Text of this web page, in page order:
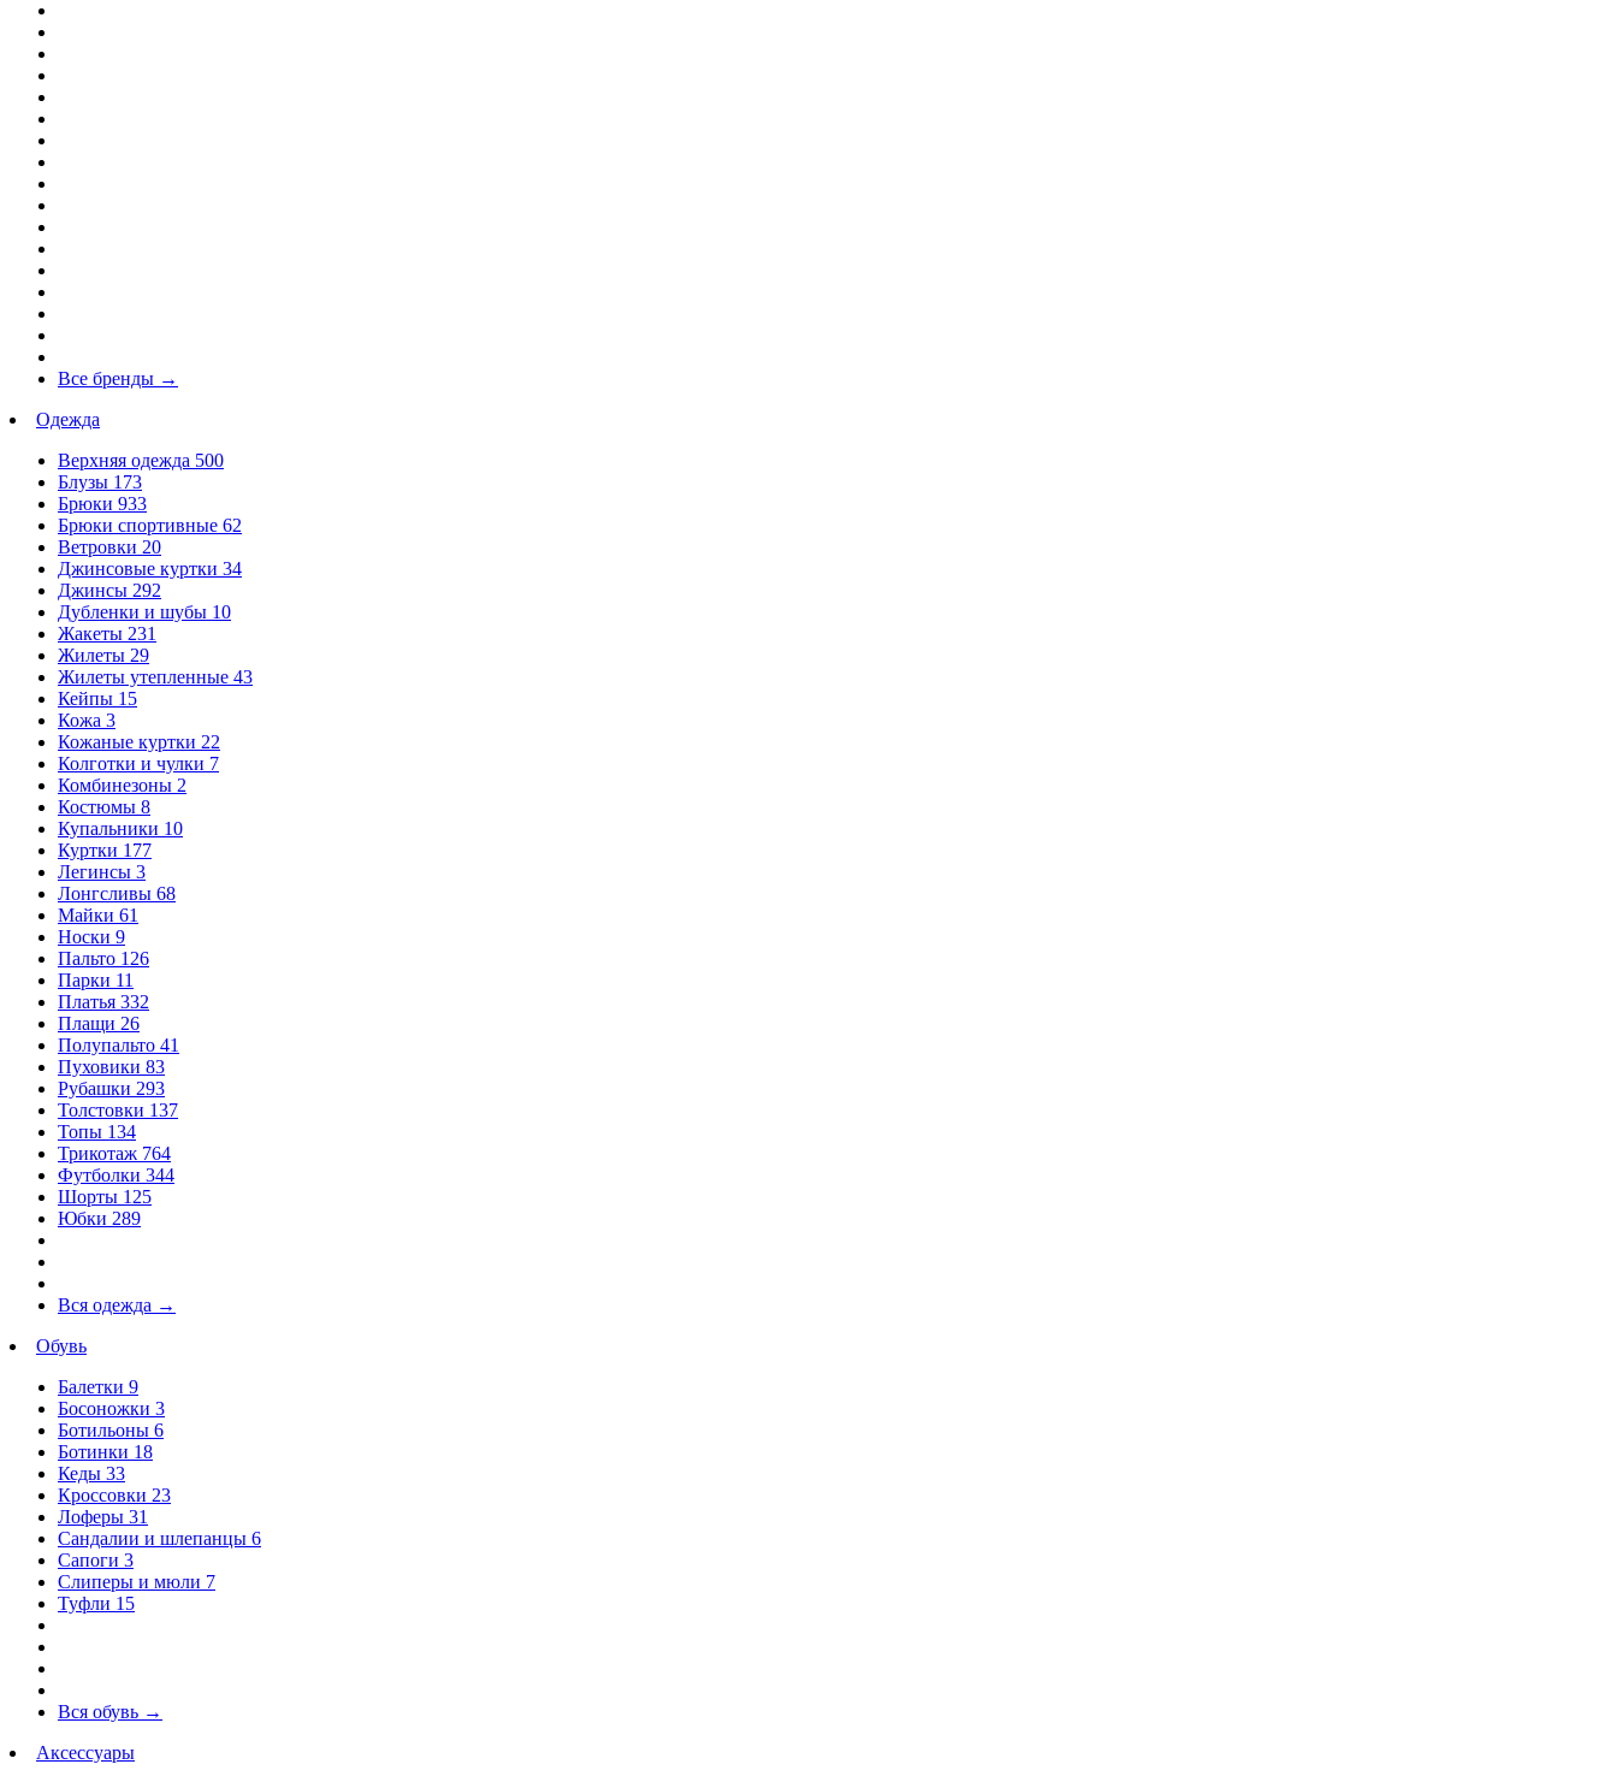
Все бренды →
Одежда
Верхняя одежда 500
Блузы 173
Брюки 933
Брюки спортивные 62
Ветровки 20
Джинсовые куртки 34
Джинсы 292
Дубленки и шубы 10
Жакеты 231
Жилеты 29
Жилеты утепленные 43
Кейпы 15
Кожа 3
Кожаные куртки 22
Колготки и чулки 7
Комбинезоны 2
Костюмы 8
Купальники 10
Куртки 177
Легинсы 3
Лонгсливы 68
Майки 61
Носки 9
Пальто 126
Парки 11
Платья 332
Плащи 26
Полупальто 41
Пуховики 83
Рубашки 293
Толстовки 137
Топы 134
Трикотаж 764
Футболки 344
Шорты 125
Юбки 289
Вся одежда →
Обувь
Балетки 9
Босоножки 3
Ботильоны 6
Ботинки 18
Кеды 33
Кроссовки 23
Лоферы 31
Сандалии и шлепанцы 6
Сапоги 3
Слиперы и мюли 7
Туфли 15
Вся обувь →
Аксессуары